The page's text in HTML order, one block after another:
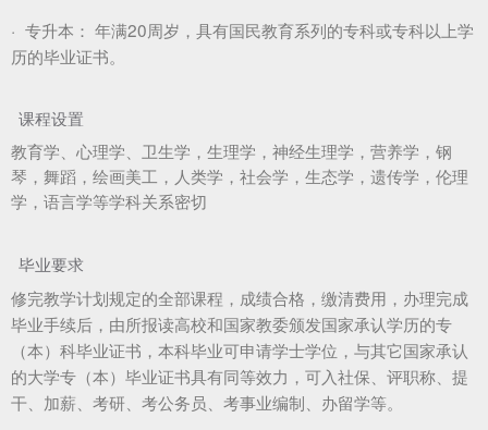
· 专升本： 年满20周岁，具有国民教育系列的专科或专科以上学
历的毕业证书。
课程设置
教育学、心理学、卫生学，生理学，神经生理学，营养学，钢
琴，舞蹈，绘画美工，人类学，社会学，生态学，遗传学，伦理
学，语言学等学科关系密切
毕业要求
修完教学计划规定的全部课程，成绩合格，缴清费用，办理完成
毕业手续后，由所报读高校和国家教委颁发国家承认学历的专
（本）科毕业证书，本科毕业可申请学士学位，与其它国家承认
的大学专（本）毕业证书具有同等效力，可入社保、评职称、提
干、加薪、考研、考公务员、考事业编制、办留学等。